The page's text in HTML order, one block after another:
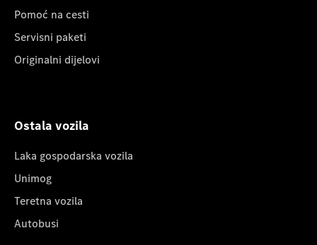
Pomoć na cesti
Servisni paketi
Originalni dijelovi
Ostala vozila
Laka gospodarska vozila
Unimog
Teretna vozila
Autobusi